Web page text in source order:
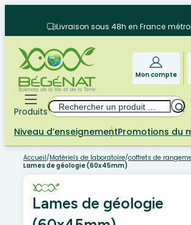
contenu
Livraison sous 48h en France
Mon compte
Produits
Rechercher
Niveau d’enseignementPromotions du
Accueil/Matériels de laboratoire/coffrets de
Lames de géologie (60x45mm)
Lames de géologie